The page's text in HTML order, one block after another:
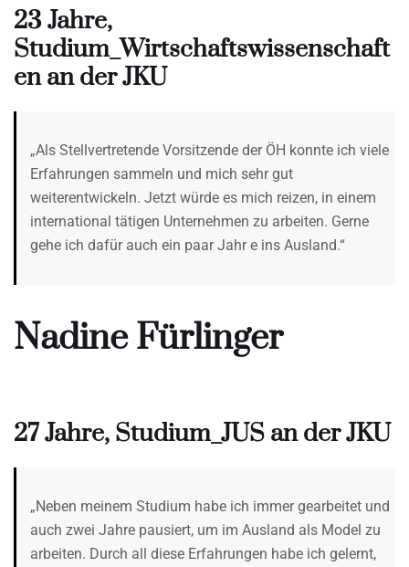
23 Jahre,
Studium_Wirtschaftswissenschaft
en an der JKU
„Als Stellvertretende Vorsitzende der ÖH konnte ich viele
Erfahrungen sammeln und mich sehr gut
weiterentwickeln. Jetzt würde es mich reizen, in einem
international tätigen Unternehmen zu arbeiten. Gerne
gehe ich dafür auch ein paar Jahr e ins Ausland.“
Nadine Fürlinger
27 Jahre, Studium_JUS an der JKU
„Neben meinem Studium habe ich immer gearbeitet und
auch zwei Jahre pausiert, um im Ausland als Model zu
arbeiten. Durch all diese Erfahrungen habe ich gelernt,